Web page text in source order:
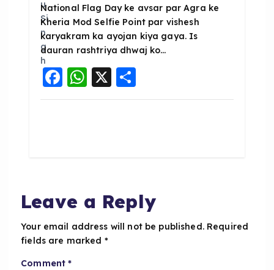
National Flag Day ke avsar par Agra ke
Kheria Mod Selfie Point par vishesh
karyakram ka ayojan kiya gaya. Is
dauran rashtriya dhwaj ko…
F
a
o
k
W
h
p
X S
h
Leave a Reply
Your email address will not be published. Required
fields are marked *
Comment*